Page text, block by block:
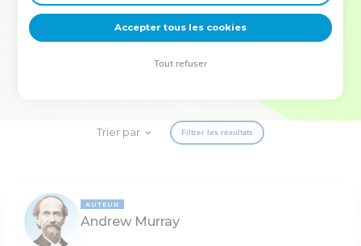
deviennent vos tremplins. Que vous guidiez un ministère, une
équipe, un groupe ou une famille, leur expérience est faite
pour vous.
Trier par Filtrer les résultats
AUTEUR
Andrew Murray
Accepter tous les cookies
Tout refuser